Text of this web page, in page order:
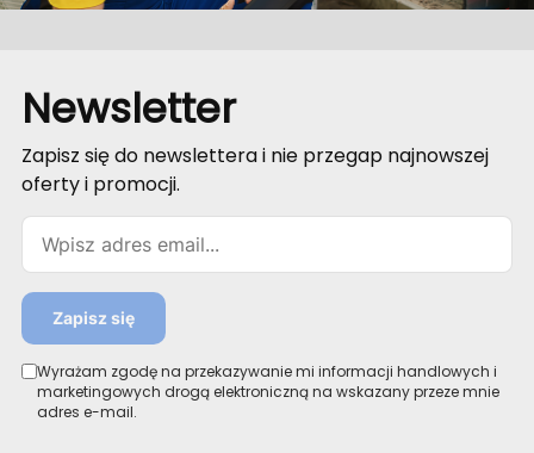
Newsletter
Zapisz się do newslettera i nie przegap najnowszej
oferty i promocji.
Email
Zapisz się
Wyrażam zgodę na przekazywanie mi informacji handlowych i
marketingowych drogą elektroniczną na wskazany przeze mnie
adres e-mail.